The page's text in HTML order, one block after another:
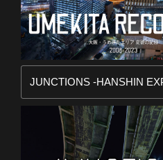
JUNCTIONS -HANSHIN